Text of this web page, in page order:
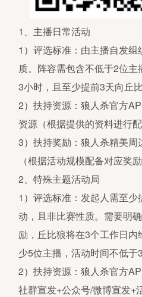
1、主播日常活动
1）评选标准：由主播自发
质。阵容需包含不低于2位
3小时，且至少提前3天向丘
2）扶持资源：狼人杀官方
资源（根据提供的资料进行配
3）扶持奖励：狼人杀精美
（根据活动规模配备对应奖励
2、特殊主题活动局
1）评选标准：发起人需至
动，且非比赛性质。需要明
励，丘比狼将在3个工作日
少5位主播，活动时间不低于3
2）扶持资源：狼人杀官方
社群宣发+公众号/微博宣发+